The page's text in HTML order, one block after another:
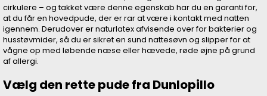
cirkulere – og takket være denne egenskab har du en garanti for,
at du får en hovedpude, der er rar at være i kontakt med natten
igennem. Derudover er naturlatex afvisende over for bakterier og
husstøvmider, så du er sikret en sund nattesøvn og slipper for at
vågne op med løbende næse eller hævede, røde øjne på grund
af allergi.
Vælg den rette pude fra Dunlopillo